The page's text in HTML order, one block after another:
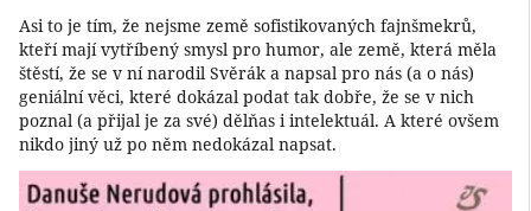
Asi to je tím, že nejsme země sofistikovaných fajnšmekrů,
kteří mají vytříbený smysl pro humor, ale země, která měla
štěstí, že se v ní narodil Svěrák a napsal pro nás (a o nás)
geniální věci, které dokázal podat tak dobře, že se v nich
poznal (a přijal je za své) dělňas i intelektuál. A které ovšem
nikdo jiný už po něm nedokázal napsat.